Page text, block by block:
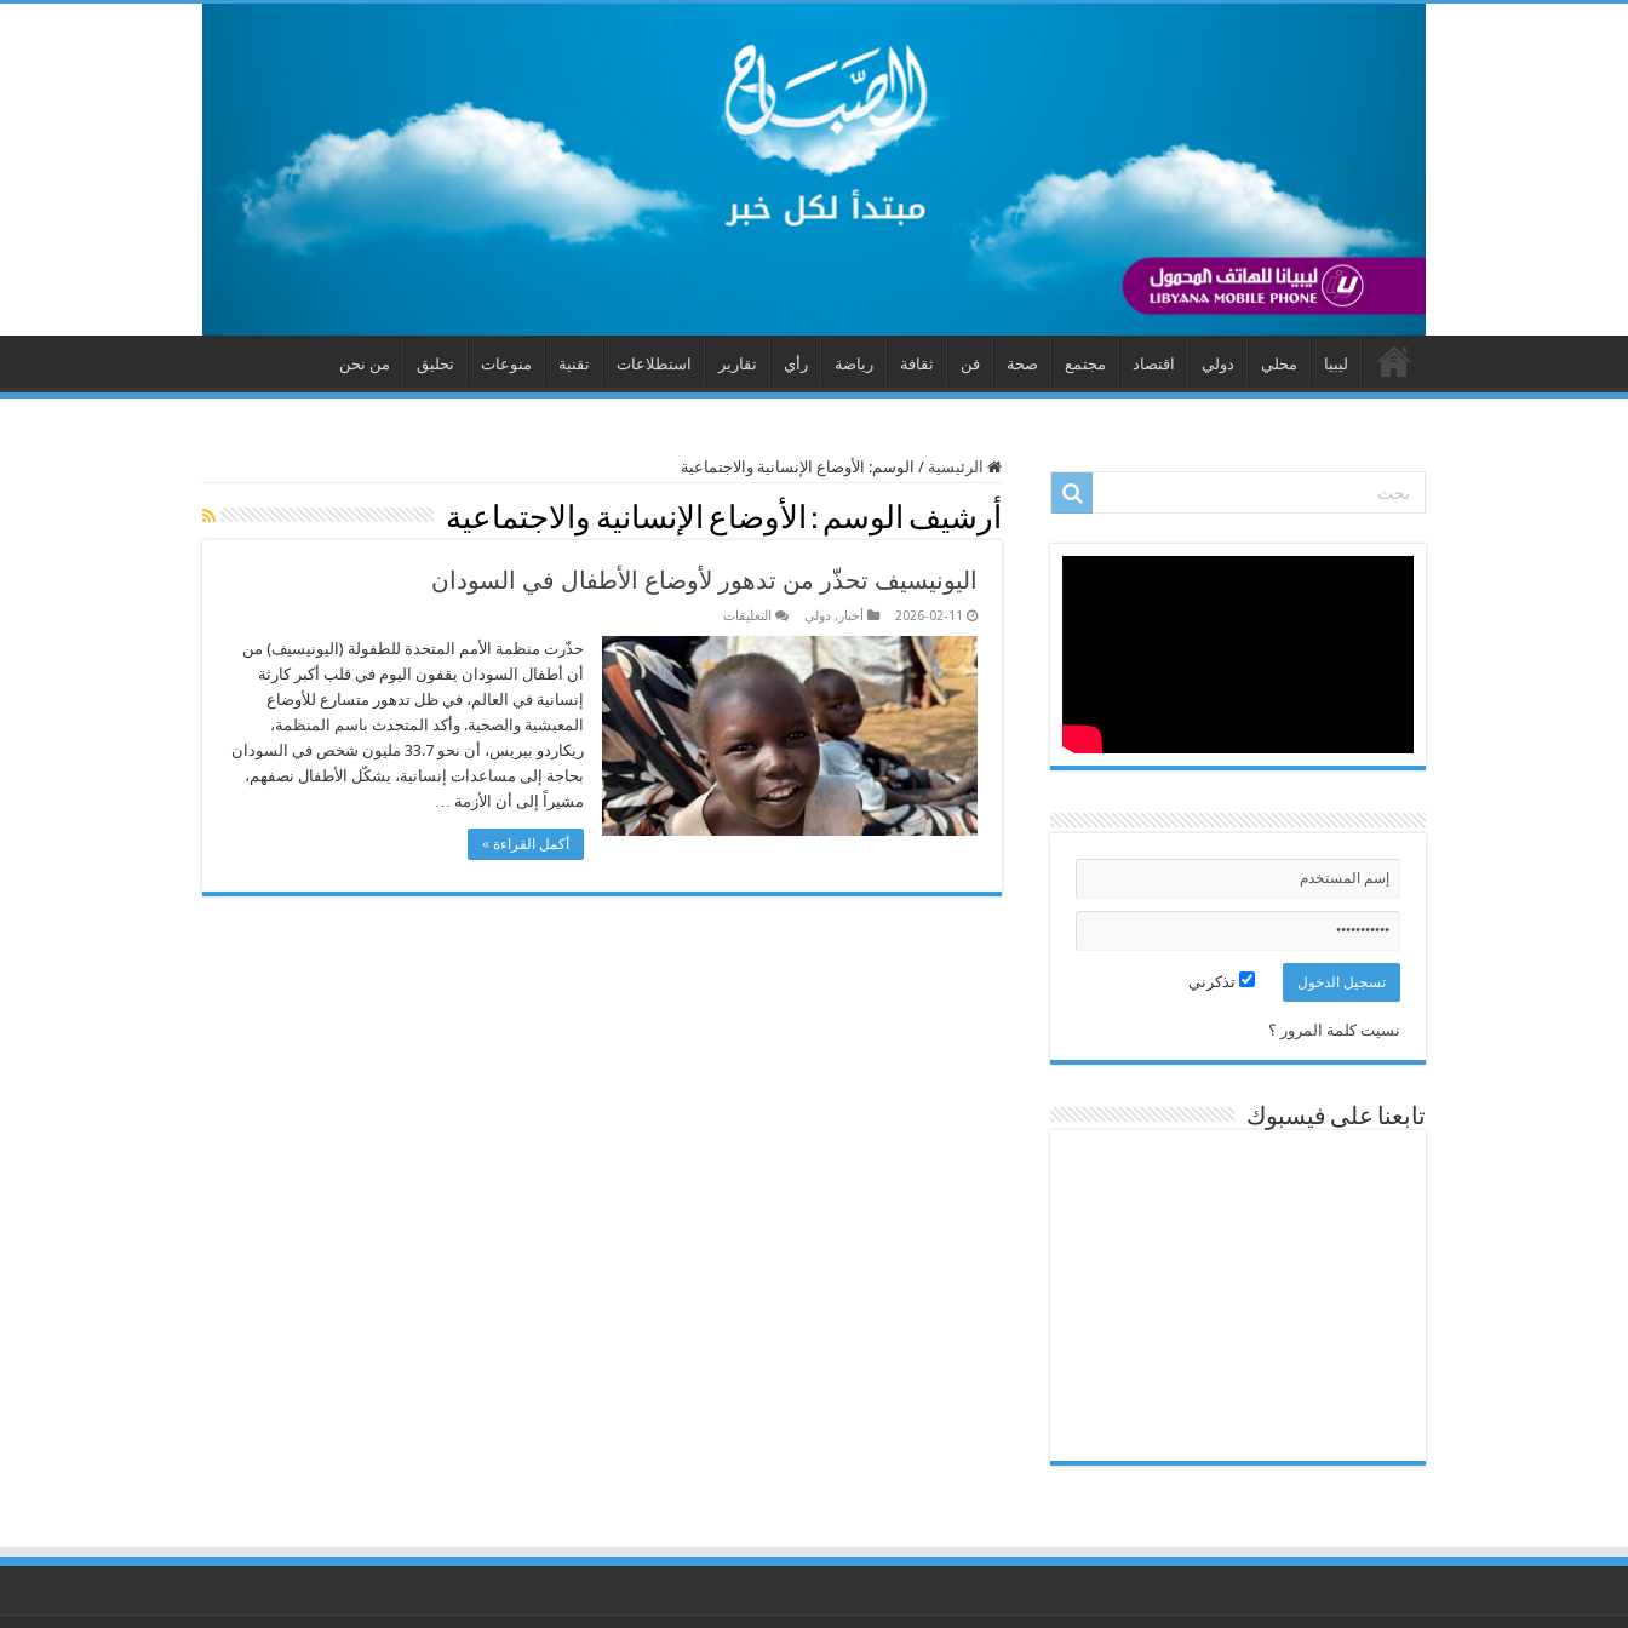
ليبيا محلي دولي اقتصاد مجتمع صحة فن ثقافة رياضة رأي تقارير استطلاعات تقنية منوعات تحليق من نحن
الرئيسية / الوسم: الأوضاع الإنسانية والاجتماعية
أرشيف الوسم : الأوضاع الإنسانية والاجتماعية
اليونيسيف تحذّر من تدهور لأوضاع الأطفال في السودان
2026-02-11 أخبار , دولي التعليقات
تحذّر
من
تدهور
لأوضاع
الأطفال
السودان
مغلقة
حذّرت منظمة الأمم المتحدة للطفولة (اليونيسيف) من
أن أطفال السودان يقفون اليوم في قلب أكبر كارثة
إنسانية في العالم، في ظل تدهور متسارع للأوضاع
المعيشية والصحية. وأكد المتحدث باسم المنظمة،
ريكاردو بيريس، أن نحو 33.7 مليون شخص في السودان
بحاجة إلى مساعدات إنسانية، يشكّل الأطفال نصفهم،
مشيراً إلى أن الأزمة …
أكمل القراءة »
تذكرني
نسيت كلمة المرور ؟
تابعنا على فيسبوك